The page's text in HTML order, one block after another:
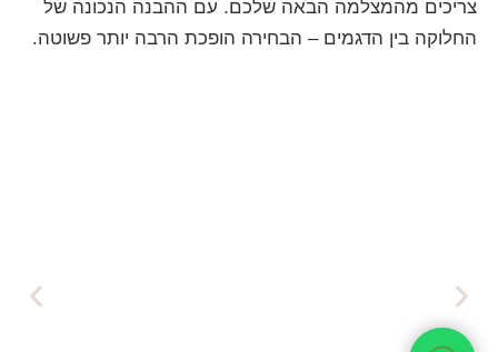
צריכים מהמצלמה הבאה שלכם. עם ההבנה הנכונה של
החלוקה בין הדגמים – הבחירה הופכת הרבה יותר פשוטה.